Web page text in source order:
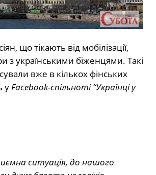
що тікають від мобілізації,
з українськими біженцями. Такі
вже в кількох фінських
уFacebook-спільноті “Українці у
ситуація, до нашого